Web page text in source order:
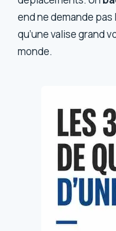
end ne demande
qu’une valise grand
monde.